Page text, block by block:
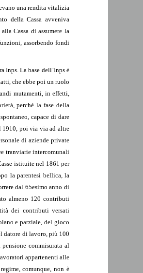
una rendita vitalizia
della Cassa avveniva
Cassa di assumere la
assorbendo fondi
Inps. La base dell’Inps è
che ebbe poi un ruolo
mutamenti, in effetti,
perché la fase della
capace di dare
1910, poi via via ad altre
di aziende private
tranviarie intercomunali
istituite nel 1861 per
la parentesi bellica, la
dal 65esimo anno di
almeno 120 contributi
dei contributi versati
e parziale, del gioco
datore di lavoro, più 100
commisurata al
appartenenti alle
comunque, non è